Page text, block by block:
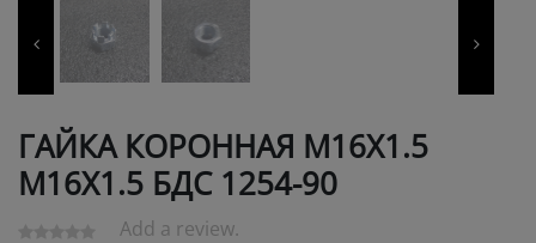
ГАЙКА КОРОННАЯ М16Х1.5
М16Х1.5 БДС 1254-90
Add a review.